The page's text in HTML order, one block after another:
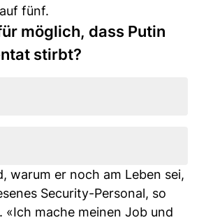
fünf.
möglich, dass Putin
stirbt?
warum er noch am Leben sei,
Security-Personal, so
«Ich mache meinen Job und